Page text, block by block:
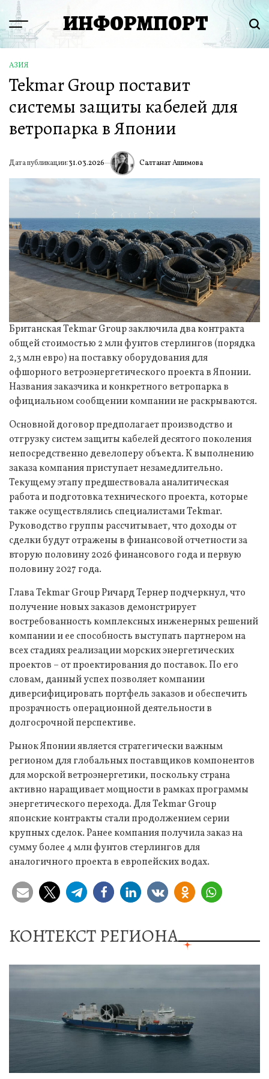
Перейти
содержимому
Menu ИНФОРМПОРТ
ОПУБЛИКОВАНО
В
АЗИЯ
Tekmar Group поставит
системы защиты кабелей для
ветропарка в Японии
Дата публикации:31.03.2026 ИА Салтанат Ашимова
Британская Tekmar Group заключила два контракта
общей стоимостью 2 млн фунтов стерлингов (порядка
2,3 млн евро) на поставку оборудования для
офшорного ветроэнергетического проекта в Японии.
Названия заказчика и конкретного ветропарка в
официальном сообщении компании не раскрываются.
Основной договор предполагает производство и
отгрузку систем защиты кабелей десятого поколения
непосредственно девелоперу объекта. К выполнению
заказа компания приступает незамедлительно.
Текущему этапу предшествовала аналитическая
работа и подготовка технического проекта, которые
также осуществлялись специалистами Tekmar.
Руководство группы рассчитывает, что доходы от
сделки будут отражены в финансовой отчетности за
вторую половину 2026 финансового года и первую
половину 2027 года.
Глава Tekmar Group Ричард Тернер подчеркнул, что
получение новых заказов демонстрирует
востребованность комплексных инженерных решений
компании и ее способность выступать партнером на
всех стадиях реализации морских энергетических
проектов – от проектирования до поставок. По его
словам, данный успех позволяет компании
диверсифицировать портфель заказов и обеспечить
прозрачность операционной деятельности в
долгосрочной перспективе.
Рынок Японии является стратегически важным
регионом для глобальных поставщиков компонентов
для морской ветроэнергетики, поскольку страна
активно наращивает мощности в рамках программы
энергетического перехода. Для Tekmar Group
японские контракты стали продолжением серии
крупных сделок. Ранее компания получила заказ на
сумму более 4 млн фунтов стерлингов для
аналогичного проекта в европейских водах.
КОНТЕКСТ РЕГИОНА